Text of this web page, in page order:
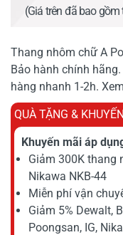
(Giá trên đã bao gồm
Thang nhôm chữ A
Bảo hành chính
hàng nhanh 1-2h.
QUÀ TẶNG &
Khuyến mãi áp
Giảm 300K thang
Nikawa NKB-44
Miễn phí vận
Giảm 5% Dewalt,
Poongsan, IG,